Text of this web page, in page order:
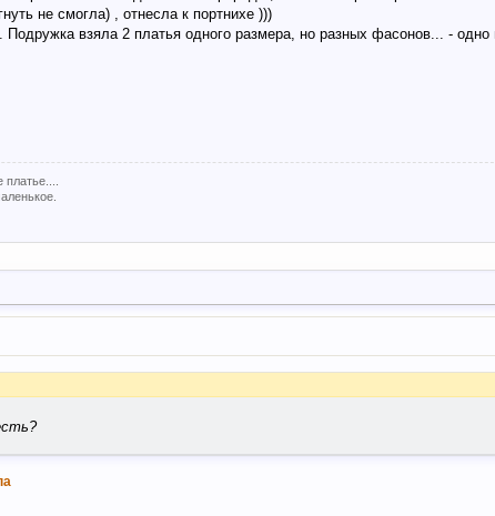
не смогла) , отнесла к портнихе )))
взяла 2 платья одного размера, но разных фасонов... - одно